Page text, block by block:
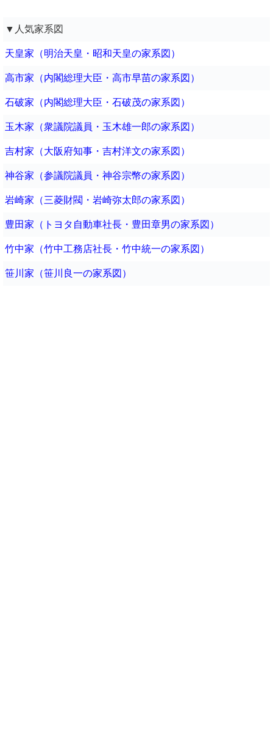
▼人気家系図
天皇家（明治天皇・昭和天皇の家系図）
高市家（内閣総理大臣・高市早苗の家系図）
石破家（内閣総理大臣・石破茂の家系図）
玉木家（衆議院議員・玉木雄一郎の家系図）
吉村家（大阪府知事・吉村洋文の家系図）
神谷家（参議院議員・神谷宗幣の家系図）
岩崎家（三菱財閥・岩崎弥太郎の家系図）
豊田家（トヨタ自動車社長・豊田章男の家系図）
竹中家（竹中工務店社長・竹中統一の家系図）
笹川家（笹川良一の家系図）